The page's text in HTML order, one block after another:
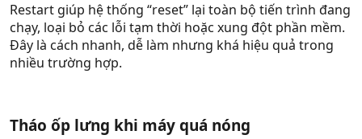
Restart giúp hệ thống “reset” lại toàn bộ tiến trình đang
chạy, loại bỏ các lỗi tạm thời hoặc xung đột phần mềm.
Đây là cách nhanh, dễ làm nhưng khá hiệu quả trong
nhiều trường hợp.
Tháo ốp lưng khi máy quá nóng​